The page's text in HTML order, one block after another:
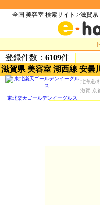
全国 美容室 検索サイト:>滋賀
登録件数： 6109件
滋賀県 美容室 湖西線 安曇
北海道(
滋賀 京
東北楽天ゴールデンイーグルス